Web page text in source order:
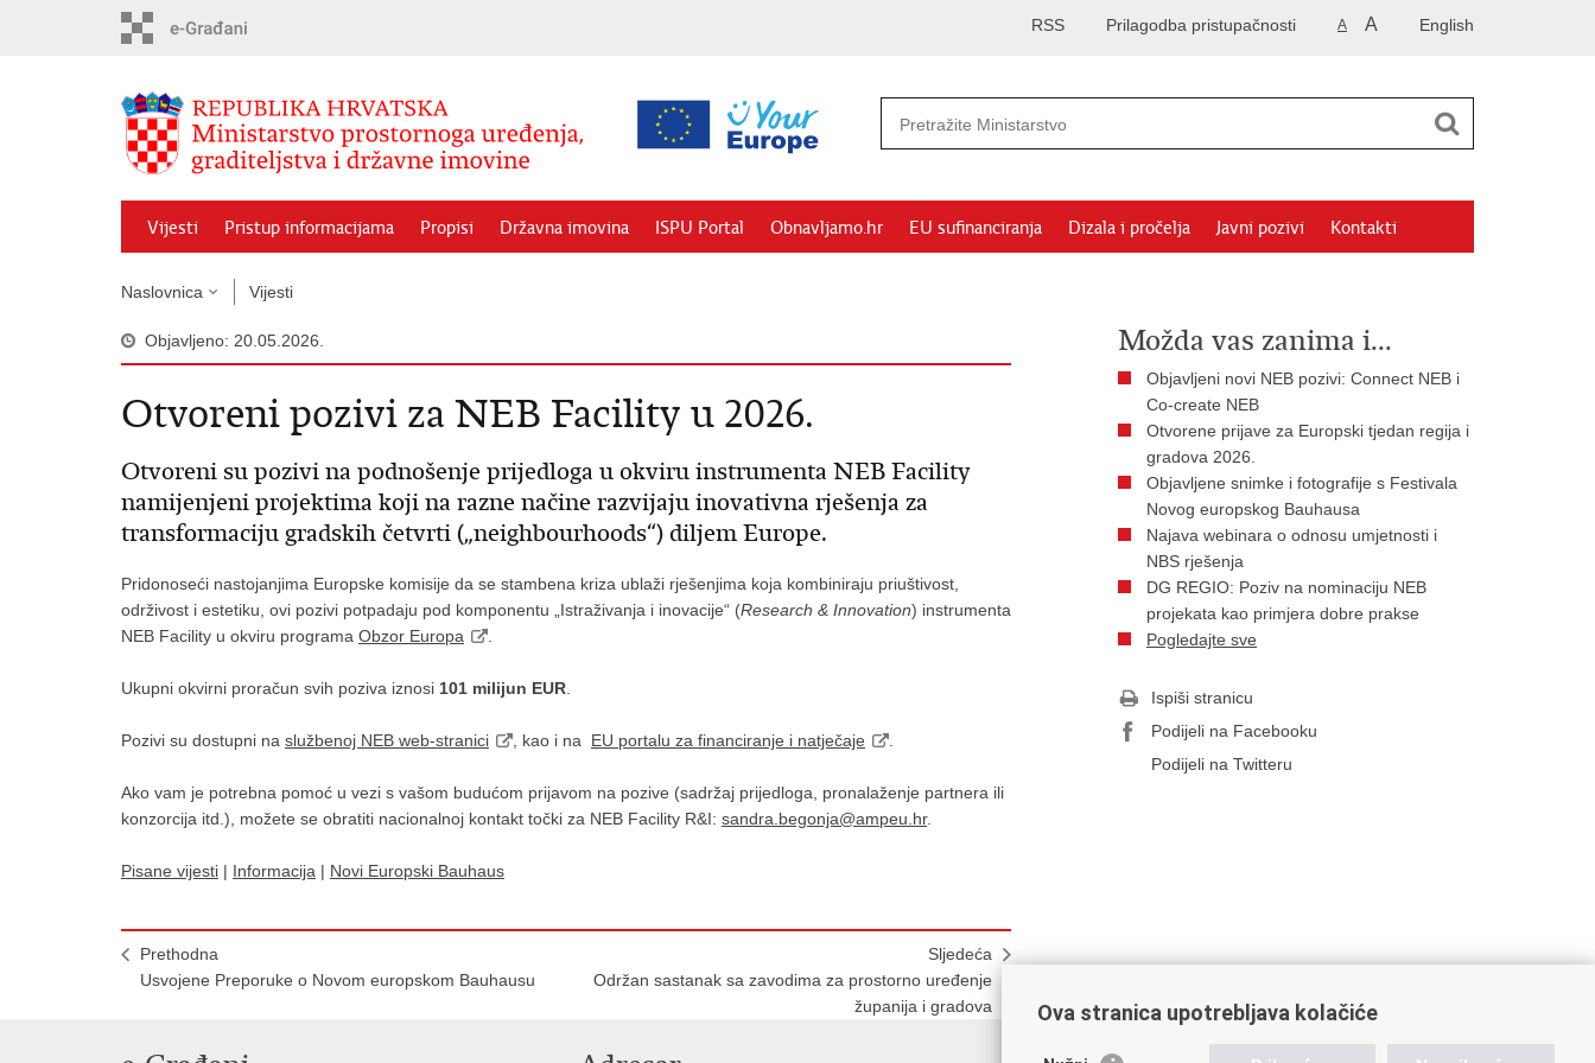
English
A A
Prilagodba pristupačnosti
RSS
Vijesti Pristup informacijama Propisi Državna imovina ISPU Portal Obnavljamo.hr EU sufinanciranja Dizala i pročelja Javni pozivi Kontakti
Naslovnica Vijesti
Objavljeno: 20.05.2026.
Otvoreni pozivi za NEB Facility u 2026.
Otvoreni su pozivi na podnošenje prijedloga u okviru instrumenta NEB Facility
namijenjeni projektima koji na razne načine razvijaju inovativna rješenja za
transformaciju gradskih četvrti („neighbourhoods“) diljem Europe.
Pridonoseći nastojanjima Europske komisije da se stambena kriza ublaži rješenjima koja kombiniraju priuštivost,
održivost i estetiku, ovi pozivi potpadaju pod komponentu „Istraživanja i inovacije“ (Research & Innovation) instrumenta
NEB Facility u okviru programa Obzor Europa
Ukupni okvirni proračun svih poziva iznosi 101 milijun EUR
Pozivi su dostupni na službenoj NEB web-stranici , kao i na EU portalu za financiranje i natječaje
Ako vam je potrebna pomoć u vezi s vašom budućom prijavom na pozive (sadržaj prijedloga, pronalaženje partnera ili
konzorcija itd.), možete se obratiti nacionalnoj kontakt točki za NEB Facility R&I: sandra.begonja@ampeu.hr.
Pisane vijesti | Informacija | Novi Europski Bauhaus
Prethodna
Usvojene Preporuke o Novom europskom Bauhausu
Sljedeća
Održan sastanak sa zavodima za prostorno uređenje
županija i gradova
Možda vas zanima i...
​Objavljeni novi NEB pozivi: Connect NEB i
Co-create NEB
Otvorene prijave za Europski tjedan regija i
gradova 2026.
Objavljene snimke i fotografije s Festivala
Novog europskog Bauhausa
Najava webinara o odnosu umjetnosti i
NBS rješenja
DG REGIO: Poziv na nominaciju NEB
projekata kao primjera dobre prakse
Pogledajte sve
Ispiši stranicu
Podijeli na Facebooku
Podijeli na Twitteru
Ova stranica upotrebljava kolačiće